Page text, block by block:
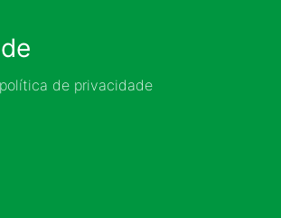
de privacidade